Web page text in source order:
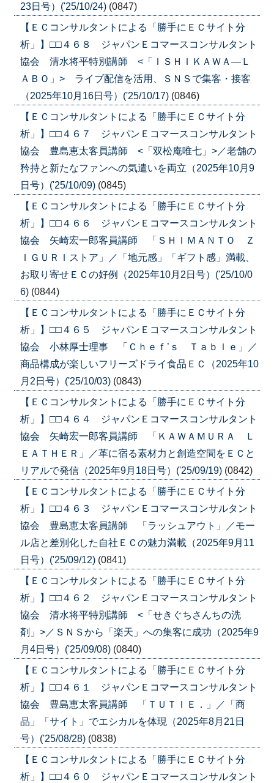
23日号）('25/10/24) (0847)
【ＥＣコンサルタントによる「勝手にＥＣサイト分
析」】□□４６８ ジャパンＥコマースコンサルタント
協会 清水将平特別講師 <「ＩＳＨＩＫＡＷＡ―Ｌ
ＡＢＯ」> ライブ配信を活用、ＳＮＳで集客・接客
（2025年10月16日号）('25/10/17) (0846)
【ＥＣコンサルタントによる「勝手にＥＣサイト分
析」】□□４６７ ジャパンＥコマースコンサルタント
協会 豊島恵太客員講師 <「双松庵唯七」>／老舗の
矜持と新たなファンへの気遣いを両立（2025年10月9
日号）('25/10/09) (0845)
【ＥＣコンサルタントによる「勝手にＥＣサイト分
析」】□□４６６ ジャパンＥコマースコンサルタント
協会 矢崎宏一郎客員講師 「ＳＨＩＭＡＮＴＯ Ｚ
ＩＧＵＲＩストア」／「地元感」「ギフト感」満載、
お取り寄せＥＣの好例（2025年10月2日号）('25/10/0
6) (0844)
【ＥＣコンサルタントによる「勝手にＥＣサイト分
析」】□□４６５ ジャパンＥコマースコンサルタント
協会 小林厚士理事 「Ｃｈｅｆ’ｓ Ｔａｂｌｅ」／
商品構成が楽しいフリーズドライ食品ＥＣ（2025年10
月2日号）('25/10/03) (0843)
【ＥＣコンサルタントによる「勝手にＥＣサイト分
析」】□□４６４ ジャパンＥコマースコンサルタント
協会 矢崎宏一郎客員講師 「ＫＡＷＡＭＵＲＡ Ｌ
ＥＡＴＨＥＲ」／革に宿る素材力と創造空間をＥＣと
リアルで発信（2025年9月18日号）('25/09/19) (0842)
【ＥＣコンサルタントによる「勝手にＥＣサイト分
析」】□□４６３ ジャパンＥコマースコンサルタント
協会 豊島恵太客員講師 「ラッシュアウト」／モー
ル店と差別化した自社ＥＣの魅力満載（2025年9月11
日号）('25/09/12) (0841)
【ＥＣコンサルタントによる「勝手にＥＣサイト分
析」】□□４６２ ジャパンＥコマースコンサルタント
協会 清水将平特別講師 <「せきぐちさんちの洗
剤」>／ＳＮＳから「楽天」への集客に成功（2025年9
月4日号）('25/09/08) (0840)
【ＥＣコンサルタントによる「勝手にＥＣサイト分
析」】□□４６１ ジャパンＥコマースコンサルタント
協会 豊島恵太客員講師 「ＴＵＴＩＥ．」／「商
品」「サイト」でエシカルを体現（2025年8月21日
号）('25/08/28) (0838)
【ＥＣコンサルタントによる「勝手にＥＣサイト分
析」】□□４６０ ジャパンＥコマースコンサルタント